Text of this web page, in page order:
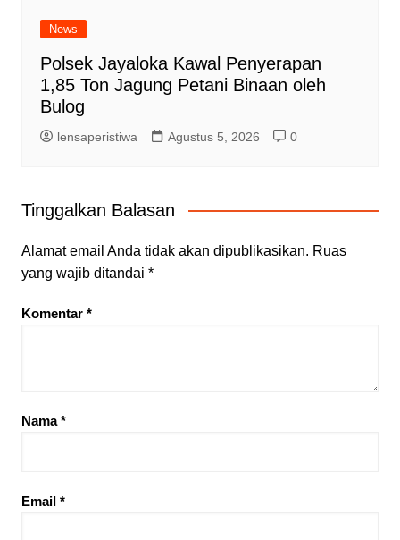
News
Polsek Jayaloka Kawal Penyerapan
1,85 Ton Jagung Petani Binaan oleh
Bulog
lensaperistiwa Agustus 5, 2026 0
Tinggalkan Balasan
Alamat email Anda tidak akan dipublikasikan. Ruas
yang wajib ditandai *
Komentar *
Nama*
Email *